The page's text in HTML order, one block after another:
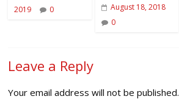
2019
0
August 18, 2018
0
Leave a Reply
Your email address will not be published.